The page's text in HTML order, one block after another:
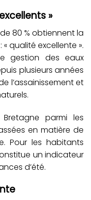
»
80 % obtiennent la
qualité excellente ».
gestion des eaux
plusieurs années
l’assainissement et
parmi les
en matière de
Pour les habitants
un indicateur
d’été.